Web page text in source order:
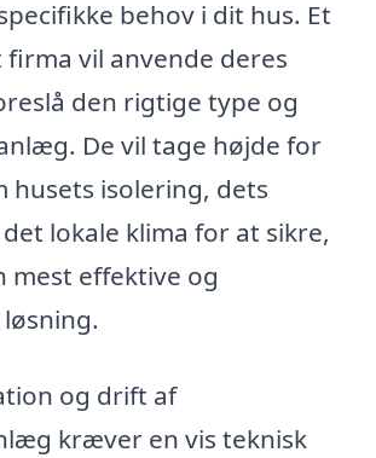
behov i dit hus. Et
firma vil anvende deres
den rigtige type og
De vil tage højde for
husets isolering, dets
lokale klima for at sikre,
mest effektive og
og drift af
kræver en vis teknisk